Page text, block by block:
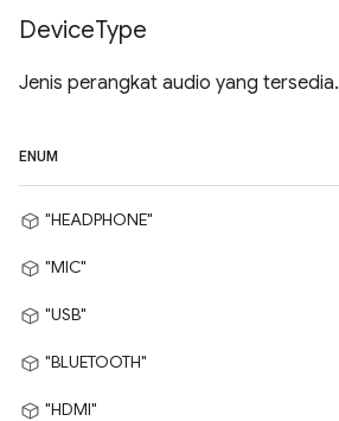
DeviceType
Jenis perangkat audio yang tersedia.
ENUM
"HEADPHONE"
"MIC"
"USB"
"BLUETOOTH"
"HDMI"